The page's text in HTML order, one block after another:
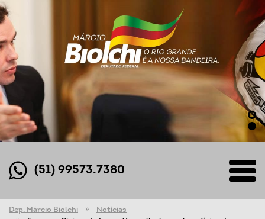
(51) 99573.7380
Dep. Márcio Biolchi
Notícias